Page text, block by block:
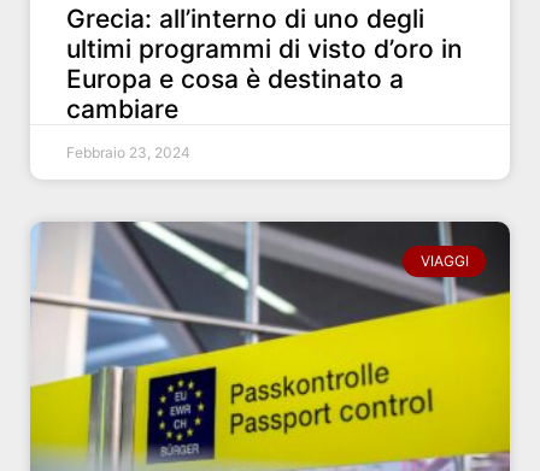
Grecia: all’interno di uno degli
ultimi programmi di visto d’oro in
Europa e cosa è destinato a
cambiare
Febbraio 23, 2024
VIAGGI